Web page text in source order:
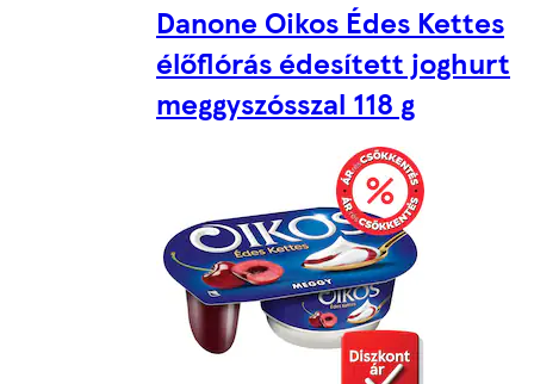
Danone Oikos Édes Kettes
élőflórás édesített joghurt
meggyszósszal 118 g